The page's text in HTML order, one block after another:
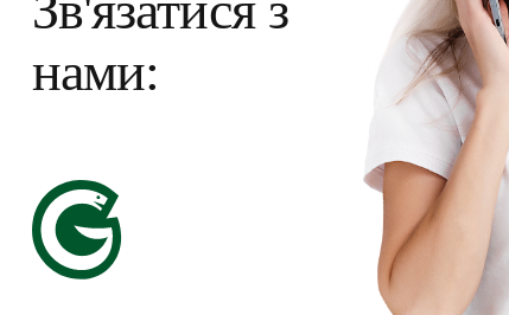
нами: